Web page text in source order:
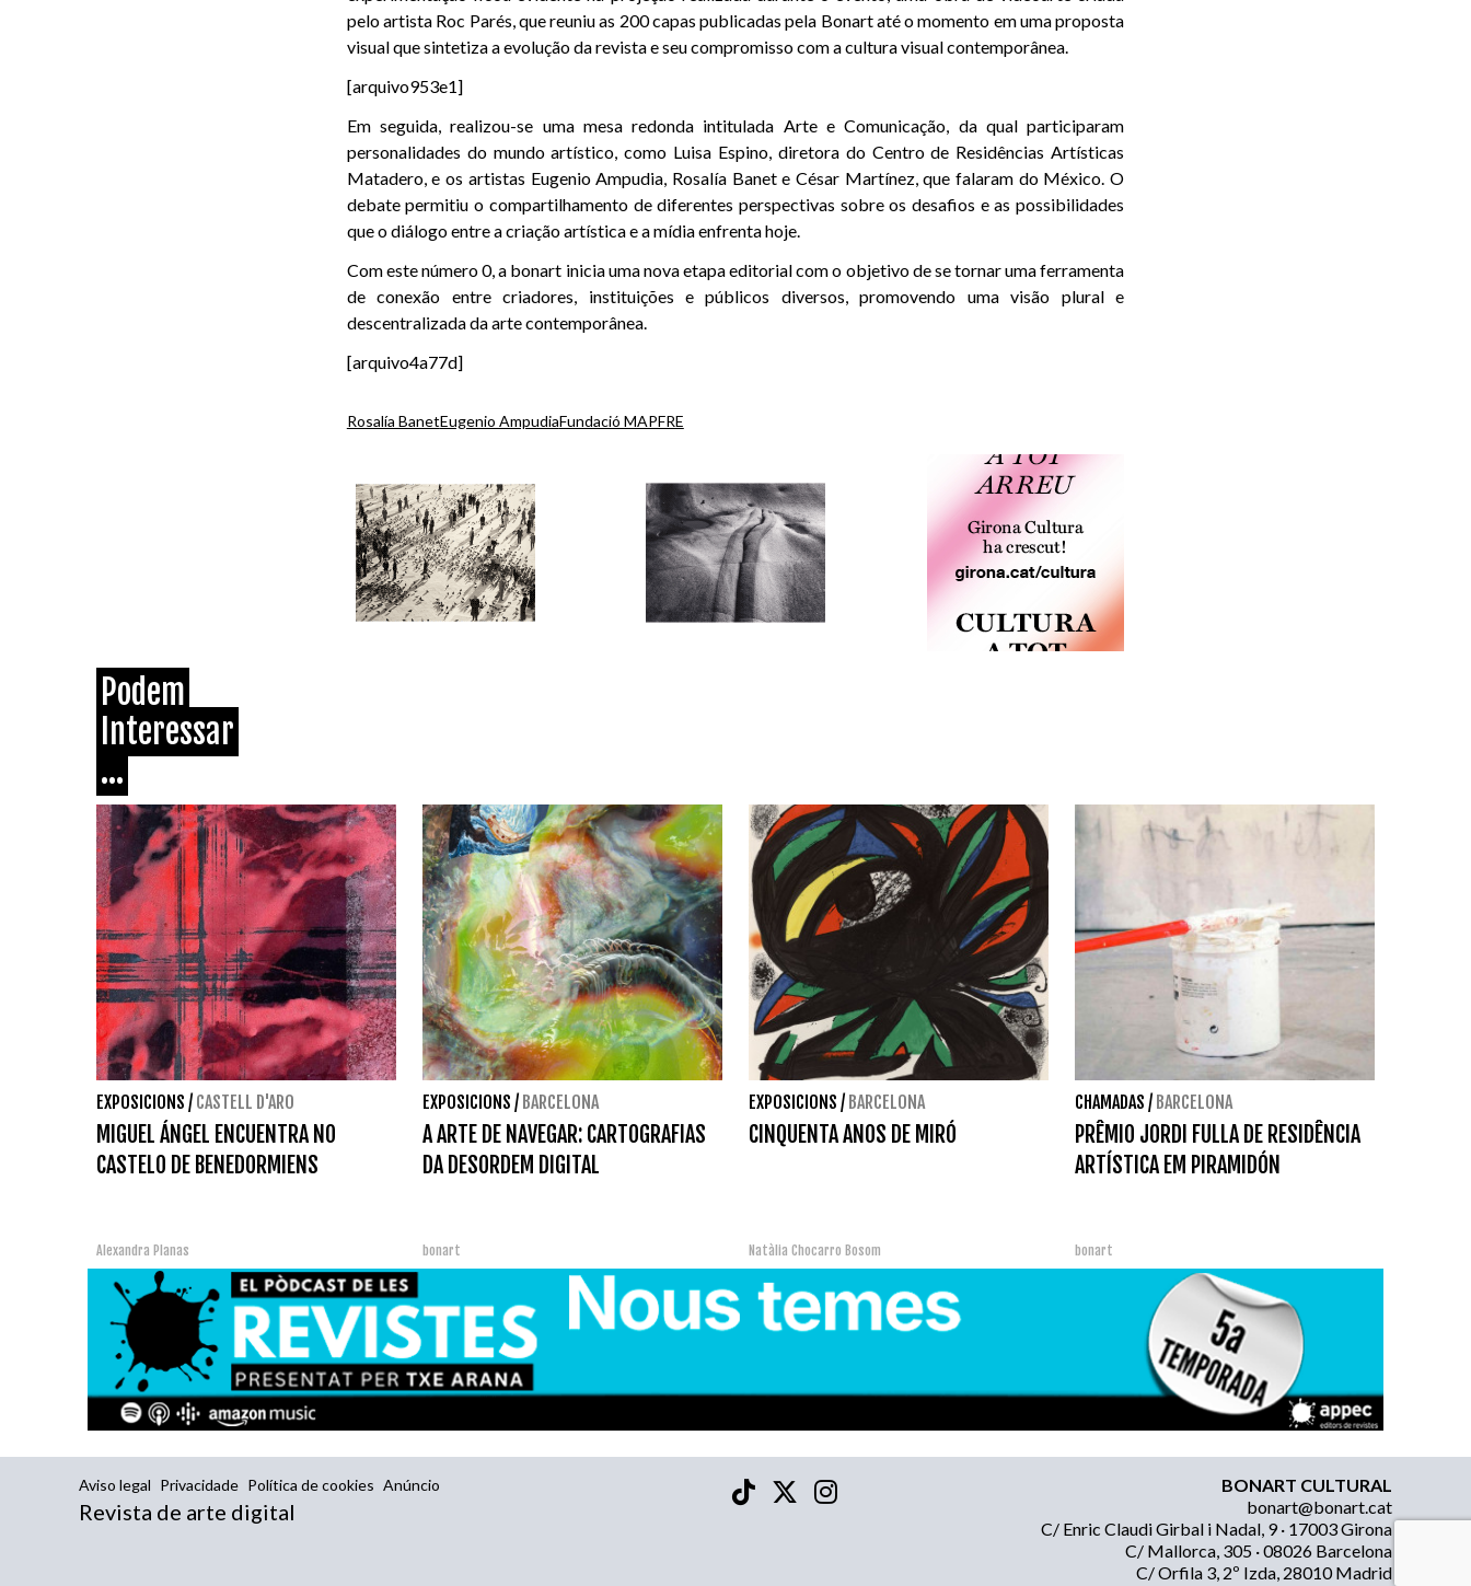
pelo artista Roc Parés, que reuniu as 200 capas publicadas pela Bonart até o momento em uma proposta
visual que sintetiza a evolução da revista e seu compromisso com a cultura visual contemporânea.
[arquivo953e1]
Em seguida, realizou-se uma mesa redonda intitulada Arte e Comunicação, da qual participaram
personalidades do mundo artístico, como Luisa Espino, diretora do Centro de Residências Artísticas
Matadero, e os artistas Eugenio Ampudia, Rosalía Banet e César Martínez, que falaram do México. O
debate permitiu o compartilhamento de diferentes perspectivas sobre os desafios e as possibilidades
que o diálogo entre a criação artística e a mídia enfrenta hoje.
Com este número 0, a bonart inicia uma nova etapa editorial com o objetivo de se tornar uma ferramenta
de conexão entre criadores, instituições e públicos diversos, promovendo uma visão plural e
descentralizada da arte contemporânea.
[arquivo4a77d]
Rosalía BanetEugenio AmpudiaFundació MAPFRE
Podem
Interessar
...
EXPOSICIONS / CASTELL D'ARO
MIGUEL ÁNGEL ENCUENTRA NO
CASTELO DE BENEDORMIENS
Alexandra Planas
EXPOSICIONS / BARCELONA
A ARTE DE NAVEGAR: CARTOGRAFIAS
DA DESORDEM DIGITAL
bonart
EXPOSICIONS / BARCELONA
CINQUENTA ANOS DE MIRÓ
Natàlia Chocarro Bosom
CHAMADAS / BARCELONA
PRÊMIO JORDI FULLA DE RESIDÊNCIA
ARTÍSTICA EM PIRAMIDÓN
bonart
Aviso legal Privacidade Política de cookies Anúncio
Revista de arte digital
BONART CULTURAL
bonart@bonart.cat
C/ Enric Claudi Girbal i Nadal, 9 · 17003 Girona
C/ Mallorca, 305 · 08026 Barcelona
C/ Orfila 3, 2º Izda, 28010 Madrid